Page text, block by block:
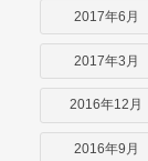
2017年6月
2017年3月
2016年12月
2016年9月